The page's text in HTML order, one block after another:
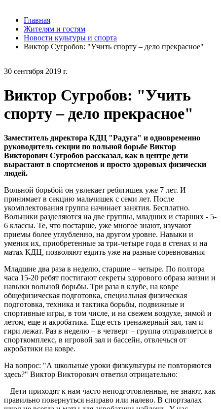
30 сентября 2019 г.
Виктор Сугробов: "Учить
спорту – дело прекрасное"
Заместитель директора КДЦ "Радуга" и одновременно
руководитель секции по вольной борьбе Виктор
Викторович Сугробов рассказал, как в центре дети
вырастают в спортсменов и просто здоровых физически
людей.
Вольной борьбой он увлекает ребятишек уже 7 лет. И
принимает в секцию мальчишек с семи лет. После
укомплектования группа начинает занятия. Бесплатно.
Вольники разделяются на две группы, младших и старших - 5-
6 классы. Те, что постарше, уже многое знают, изучают
приемы более углубленно, на другом уровне. Навыки и
умения их, приобретенные за три-четыре года в стенах и на
матах КДЦ, позволяют ездить уже на разные соревнования
Младшие два раза в неделю, старшие – четыре. По полтора
часа 15-20 ребят постигают секреты здорового образа жизни и
навыки вольной борьбы. Три раза в клубе, на ковре
общефизическая подготовка, специальная физическая
подготовка, техника и тактика борьбы, подвижные и
спортивные игры, в том числе, и на свежем воздухе, зимой и
летом, еще и акробатика. Еще есть тренажерный зал, там и
гири лежат. Раз в неделю – в четверг – группа отправляется в
спорткомплекс, в игровой зал и бассейн, отвлечься от
акробатики на ковре.
На вопрос: "А школьные уроки физкультуры не повторяются
здесь?" Виктор Викторович ответил отрицательно:
– Дети приходят к нам часто неподготовленные, не знают, как
правильно повернуться направо или налево. В спортзалах
Главная
Жителям и гостям
Новости культуры и спорта
Виктор Сугробов: "Учить спорту – дело прекрасное"